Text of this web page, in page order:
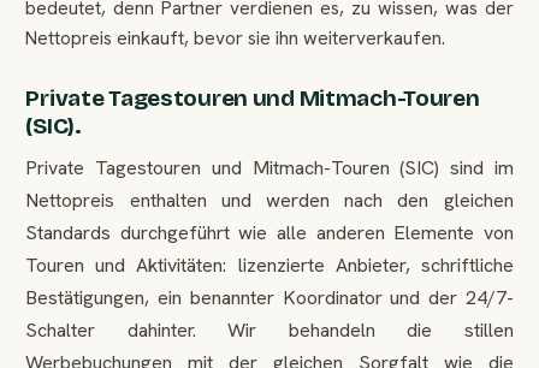
bedeutet, denn Partner verdienen es, zu wissen, was der
Nettopreis einkauft, bevor sie ihn weiterverkaufen.
Private Tagestouren und Mitmach-Touren
(SIC).
Private Tagestouren und Mitmach-Touren (SIC) sind im
Nettopreis enthalten und werden nach den gleichen
Standards durchgeführt wie alle anderen Elemente von
Touren und Aktivitäten: lizenzierte Anbieter, schriftliche
Bestätigungen, ein benannter Koordinator und der 24/7-
Schalter dahinter. Wir behandeln die stillen